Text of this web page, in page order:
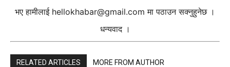
भए हामीलाई hellokhabar@gmail.com मा पठाउन सक्नुहुनेछ ।
धन्यवाद ।
RELATED ARTICLES MORE FROM AUTHOR